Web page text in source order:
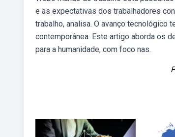
e as expectativas dos trabalhadores
trabalho, analisa. O avanço tecnológico
contemporânea. Este artigo aborda os
para a humanidade, com foco nas.